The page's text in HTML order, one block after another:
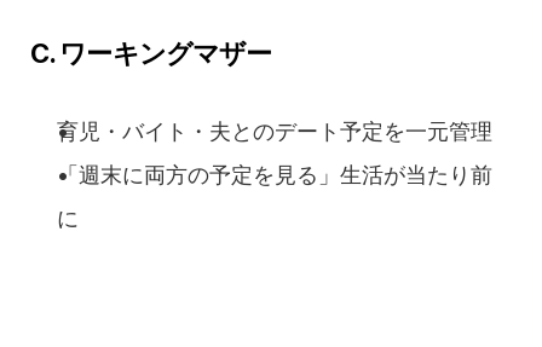
C. ワーキングマザー
育児・バイト・夫とのデート予定を一元管理
「週末に両方の予定を見る」生活が当たり前
に